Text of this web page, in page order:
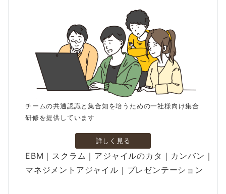
チームの共通認識と集合知を培うための一社様向け集合
研修を提供しています
詳しく見る
EBM｜スクラム｜アジャイルのカタ｜カンバン｜
マネジメントアジャイル｜プレゼンテーション